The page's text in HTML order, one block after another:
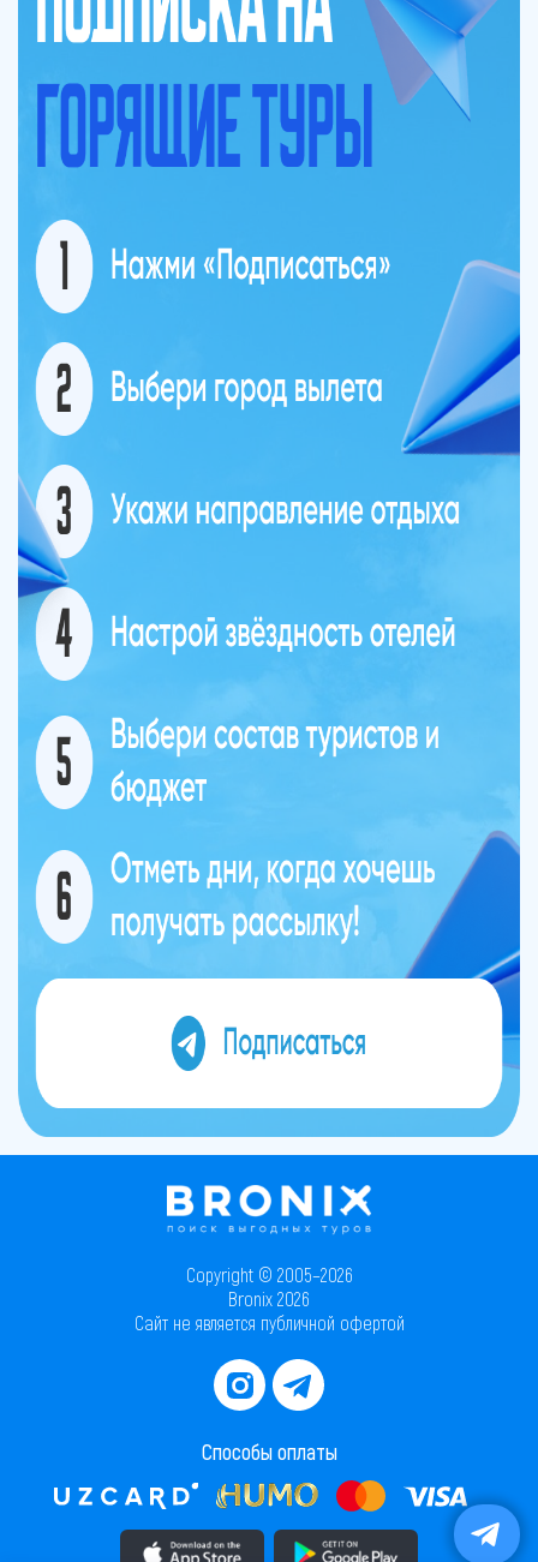
Copyright © 2005–2026
Bronix 2026
Сайт не является публичной офертой
Способы оплаты
Скачать приложение в AppStore Скачать приложение в PlayMarket